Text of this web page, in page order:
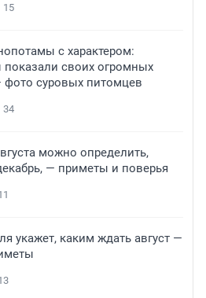
15
с характером:
своих огромных
фото суровых питомцев
34
можно определить,
— приметы и поверья
укажет, каким ждать август —